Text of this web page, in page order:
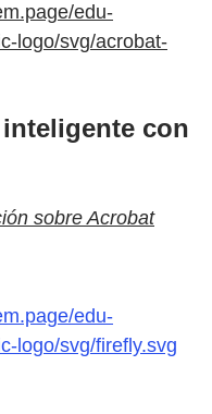
edu-
logo/svg/acrobat-
con
sobre Acrobat
edu-
logo/svg/firefly.svg